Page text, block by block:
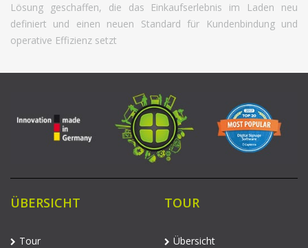
Lösung geschaffen, die das Einkaufserlebnis im Laden neu
definiert und einen neuen Standard für Kundenbindung und
operative Effizienz setzt
ÜBERSICHT
Tour
TOUR
Übersicht